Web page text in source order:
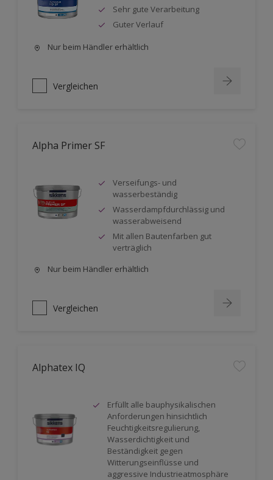
Sehr gute Verarbeitung
Guter Verlauf
Nur beim Händler erhältlich
Vergleichen
Alpha Primer SF
Verseifungs- und
wasserbeständig
Wasserdampfdurchlässig und
wasserabweisend
Mit allen Bautenfarben gut
verträglich
Nur beim Händler erhältlich
Vergleichen
Alphatex IQ
Erfüllt alle bauphysikalischen
Anforderungen hinsichtlich
Feuchtigkeitsregulierung,
Wasserdichtigkeit und
Beständigkeit gegen
Witterungseinflüsse und
aggressive Industrieatmosphäre